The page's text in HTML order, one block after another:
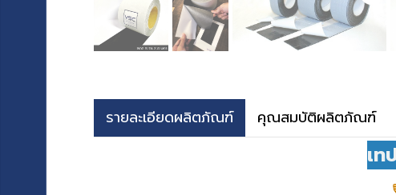
รายละเอียดผลิตภัณฑ์ คุณสมบัติผลิตภัณฑ์
เ